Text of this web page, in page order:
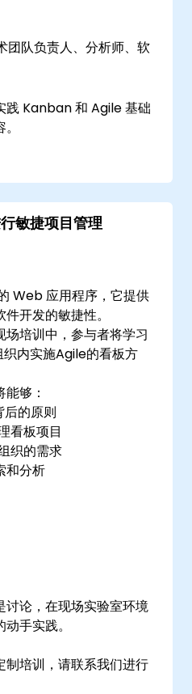
团队负责人、分析师、软
践 Kanban 和 Agile 基础
敏捷项目管理
Web 应用程序，它提供
开发的敏捷性。
培训中，参与者将学习
内实施Agile的看板方
够：
的原则
看板项目
织的需求
和分析
讨论，在现场实验室环境
手实践。
制培训，请联系我们进行